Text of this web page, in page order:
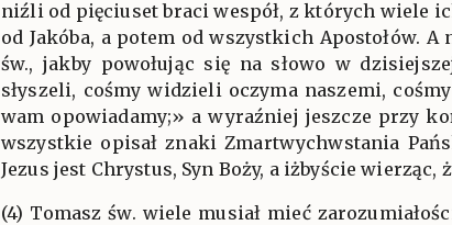
niźli od pięciuset braci wespół, z których wiele
od Jakóba, a potem od wszystkich Apostołów.
św., jakby powołując się na słowo w
słyszeli, cośmy widzieli oczyma naszemi,
wam opowiadamy;» a wyraźniej jeszcze przy
wszystkie opisał znaki Zmartwychwstania
Jezus jest Chrystus, Syn Boży, a iżbyście
(4) Tomasz św. wiele musiał mieć